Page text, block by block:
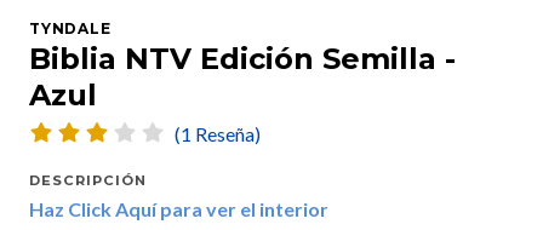
TYNDALE
Biblia NTV Edición Semilla -
Azul
(1 Reseña)
DESCRIPCIÓN
Haz Click Aquí para ver el interior